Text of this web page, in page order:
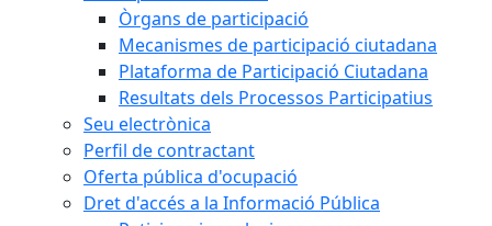
Òrgans de participació
Mecanismes de participació ciutadana
Plataforma de Participació Ciutadana
Resultats dels Processos Participatius
Seu electrònica
Perfil de contractant
Oferta pública d'ocupació
Dret d'accés a la Informació Pública